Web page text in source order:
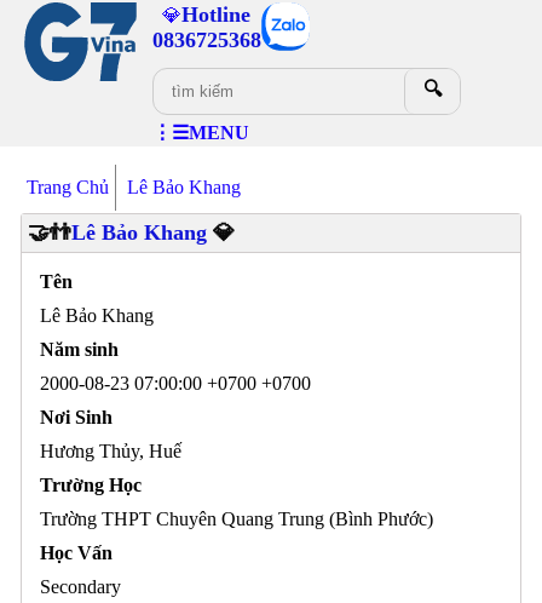
💎Hotline
0836725368
🔍
⋮☰MENU
Trang Chủ Lê Bảo Khang
🤝👬Lê Bảo Khang💎
Tên
Lê Bảo Khang
Năm sinh
2000-08-23 07:00:00 +0700 +0700
Nơi Sinh
Hương Thủy, Huế
Trường Học
Trường THPT Chuyên Quang Trung (Bình Phước)
Học Vấn
Secondary